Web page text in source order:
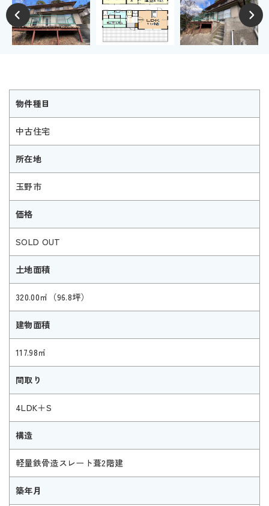
物件種目
中古住宅
所在地
玉野市
価格
SOLD OUT
土地面積
320.00㎡（96.8坪）
建物面積
117.98㎡
間取り
4LDK＋S
構造
軽量鉄骨造スレート葺2階建
築年月